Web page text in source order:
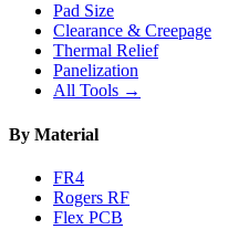
Pad Size
Clearance & Creepage
Thermal Relief
Panelization
All Tools →
By Material
FR4
Rogers RF
Flex PCB